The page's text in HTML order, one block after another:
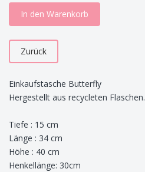
In den Warenkorb
Zurück
Einkaufstasche Butterfly
Hergestellt aus recycleten Flaschen.
Tiefe : 15 cm
Länge : 34 cm
Höhe : 40 cm
Henkellänge: 30cm